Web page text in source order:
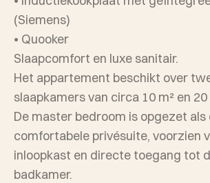
(Siemens)
• Quooker
Slaapcomfort en luxe sanitair.
Het appartement beschikt over
slaapkamers van circa 10 m² en 20
De master bedroom is opgezet als
comfortabele privésuite, voorzien
inloopkast en directe toegang tot
badkamer.